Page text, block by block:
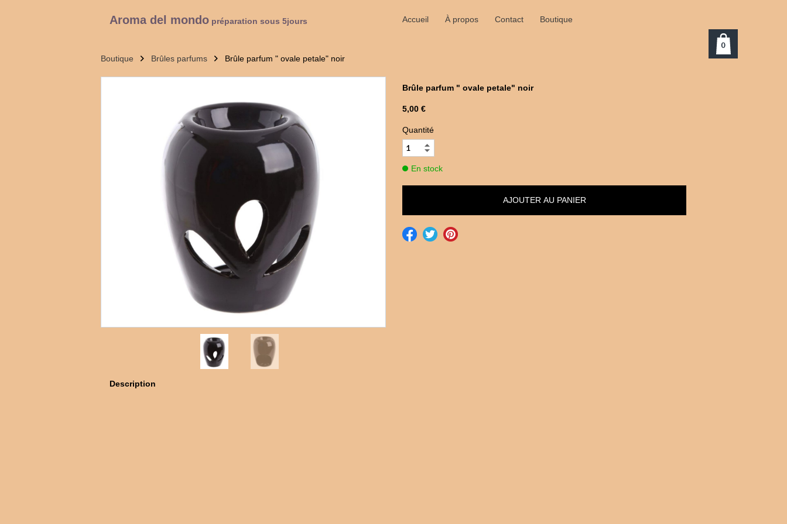
Aroma del mondo préparation sous 5jours Accueil À propos Contact Boutique
Boutique Brûles parfums Brûle parfum " ovale petale" noir
Brûle parfum " ovale petale" noir
5,00 €
Quantité
En stock
Description
0